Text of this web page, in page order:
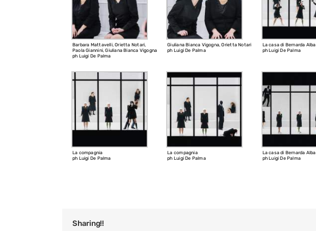
Barbara Mattavelli, Orietta Notari,
Paola Giannini, Giuliana Bianca Vigogna
ph Luigi De Palma
Giuliana Bianca Vigogna, Orietta Notari
ph Luigi De Palma
La casa di Bernarda Alba
ph Luigi De Palma
La compagnia
ph Luigi De Palma
La compagnia
ph Luigi De Palma
La casa di Bernarda Alba
ph Luigi De Palma
Sharing!!